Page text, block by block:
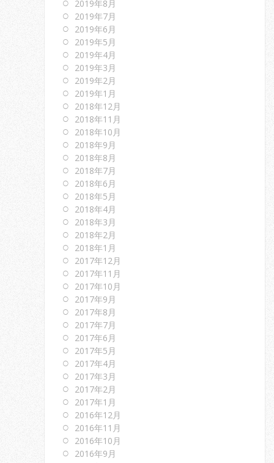
2019年8月
2019年7月
2019年6月
2019年5月
2019年4月
2019年3月
2019年2月
2019年1月
2018年12月
2018年11月
2018年10月
2018年9月
2018年8月
2018年7月
2018年6月
2018年5月
2018年4月
2018年3月
2018年2月
2018年1月
2017年12月
2017年11月
2017年10月
2017年9月
2017年8月
2017年7月
2017年6月
2017年5月
2017年4月
2017年3月
2017年2月
2017年1月
2016年12月
2016年11月
2016年10月
2016年9月